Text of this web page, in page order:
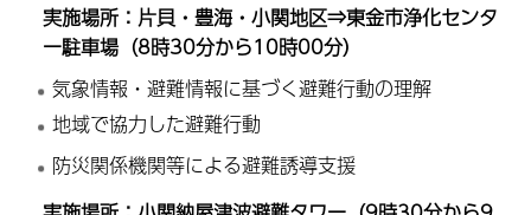
実施場所：片貝・豊海・小関地区⇒東金市浄化センタ
ー駐車場（8時30分から10時00分）
気象情報・避難情報に基づく避難行動の理解
地域で協力した避難行動
防災関係機関等による避難誘導支援